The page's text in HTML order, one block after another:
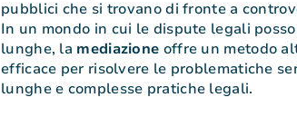
pubblici che si trovano di fronte a
In un mondo in cui le dispute legali
lunghe, la mediazione offre un metodo
efficace per risolvere le problematiche
lunghe e complesse pratiche legali.